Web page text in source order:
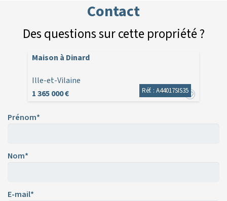
Contact
Des questions sur cette propriété ?
Maison à Dinard
Ille-et-Vilaine
1 365 000 €
Réf. : A44017SIS35
Prénom*
Nom*
E-mail*